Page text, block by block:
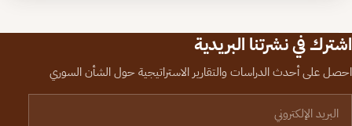
اشترك في نشرتنا البريدية
احصل على أحدث الدراسات والتقارير الاستراتيجية حول الشأن السوري